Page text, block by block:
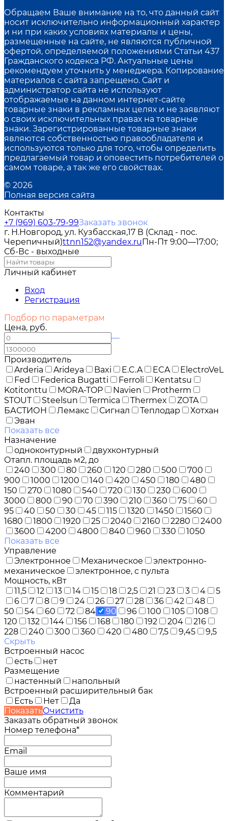
Обращаем Ваше внимание на то, что данный сайт
носит исключительно информационный характер
и ни при каких условиях материалы и цены,
размещенные на сайте, не являются публичной
офертой, определяемой положениями Статьи 437
Гражданского кодекса РФ. Актуальные цены
рекомендуем уточнить у менеджера. Копирование
материалов с сайта запрещено. Сайт и
администратор сайта не используют
отображаемые на данном интернет-сайте
товарные знаки в рекламных целях и не заявляют
о своих исключительных правах на товарные
знаки. Зарегистрированные товарные знаки
являются собственностью правообладателя и
используются только для того, чтобы определить
предлагаемый товар и оповестить потребителей о
самом товаре, а так же его свойствах.
© 2026
Полная версия сайта
Контакты
+7 (969) 603-79-99Заказать звонок
г. Н.Новгород, ул. Кузбасская,17 В (Склад - пос.
Черепичный)ttnn152@yandex.ruПн-Пт 9:00—17:00;
Сб-Вс - выходные
Личный кабинет
Вход
Регистрация
Подбор по параметрам
Цена, руб.
—
Производитель
Arderia
Arideya Baxi E.C.A ECA
ElectroVeL
Fed
Federica Bugatti Ferroli
Kentatsu
Kotitonttu
MORA-TOP Navien
Protherm
STOUT
Steelsun Termica Thermex
ZOTA
БАСТИОН
Лемакс Сигнал Теплодар
Хотхан
Эван
Показать все
Назначение
одноконтурный
двухконтурный
Отапл. площадь м2, до
240
300 80 260 120 280 500
700
900
1000 1200 140 420 450 180
480
150
270 1080 540 720 130 230
600
3000
800 90 70 390 210 360 75
60
95
40 50 30 45 115 1320 1450
1560
1680
1800 1920 25 2040 2160 2280
2400
3600
4200 4800 840 960 330
1050
Показать все
Управление
Электронное
Механическое
электронно-
механическое
электронное, с пульта
Мощность, кВт
11,5
12 13 14 15 18 2,5 21 23 3 4
5
6
7 8 9 24 26 27 28 36 42
48
50
54 60 72 84 90 96 100 105
108
120
132 144 156 168 180 192 204
216
228
240 300 360 420 480 7,5 9,45
9,5
Скрыть
Встроенный насос
есть
нет
Размещение
настенный
напольный
Встроенный расширительный бак
Есть
Нет
Да
ПоказатьОчистить
Заказать обратный звонок
Номер телефона*
Email
Ваше имя
Комментарий